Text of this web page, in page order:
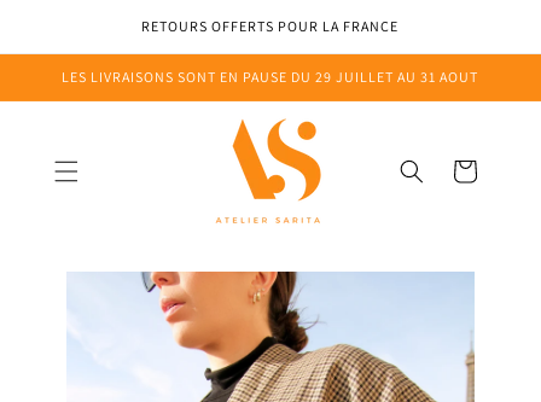
RETOURS OFFERTS POUR LA FRANCE
LES LIVRAISONS SONT EN PAUSE DU 29 JUILLET AU 31 AOUT
Panier